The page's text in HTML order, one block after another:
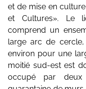
et de mise en
et Cultures». Le
comprend un
large arc de
environ pour une
moitié sud-est est
occupé par deux